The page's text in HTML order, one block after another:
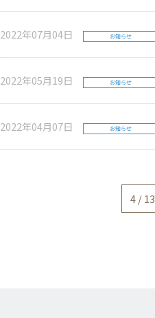
2022年07月04日 お知らせ
2022年05月19日 お知らせ
2022年04月07日 お知らせ
4 / 13